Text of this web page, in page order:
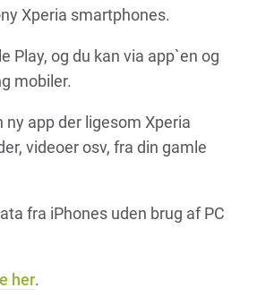
Xperia smartphones.
Play, og du kan via app`en og
mobiler.
app der ligesom Xperia
videoer osv, fra din gamle
fra iPhones uden brug af PC
her.